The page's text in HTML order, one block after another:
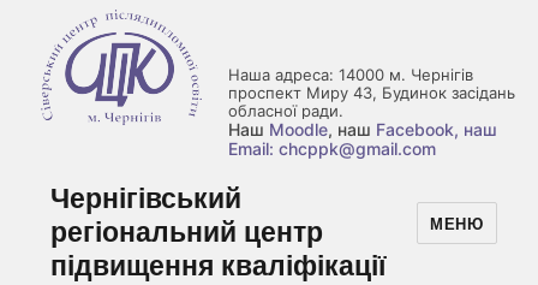
Наша адреса: 14000 м. Чернігів
проспект Миру 43, Будинок засідань
обласної ради.
Наш Moodle, наш Facebook, наш
Email: chcppk@gmail.com
Чернігівський
регіональний центр
підвищення кваліфікації
МЕНЮ